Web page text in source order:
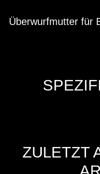
Überwurfmutter für
ZULETZT